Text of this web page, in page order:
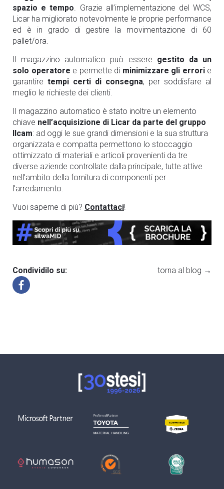
spazio e tempo. Grazie all’implementazione del WCS,
Licar ha migliorato notevolmente le proprie performance
ed è in grado di gestire la movimentazione di 60
pallet/ora.
Il magazzino automatico può essere gestito da un
solo operatore e permette di minimizzare gli errorie
garantire tempi certi di consegna, per soddisfare al
meglio le richieste dei clienti.
Il magazzino automatico è stato inoltre un elemento
chiave nell’acquisizione di Licar da parte del gruppo
Ilcam: ad oggi le sue grandi dimensioni e la sua struttura
organizzata e compatta permettono lo stoccaggio
ottimizzato di materiali e articoli provenienti da tre
diverse aziende controllate dalla principale, tutte attive
nell’ambito della fornitura di componenti per
l’arredamento.
Vuoi saperne di più? Contattaci!
Condividilo su: torna al blog →